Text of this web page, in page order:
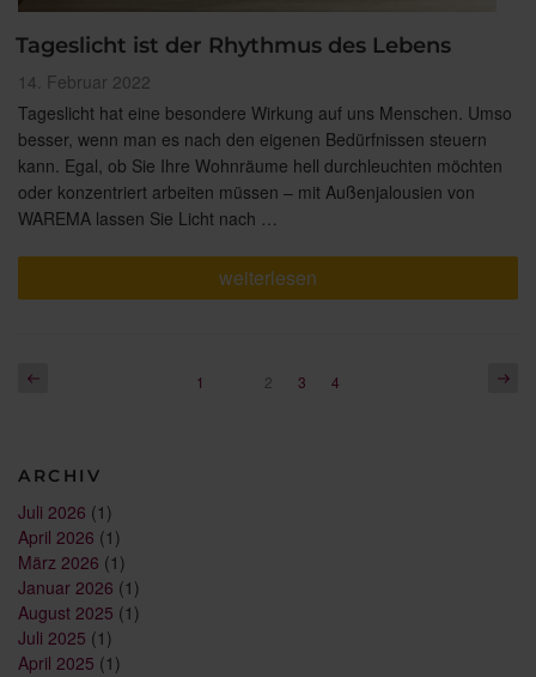
Tageslicht ist der Rhythmus des Lebens
Veröffentlicht
am
14. Februar 2022
Tageslicht hat eine besondere Wirkung auf uns Menschen. Umso
besser, wenn man es nach den eigenen Bedürfnissen steuern
kann. Egal, ob Sie Ihre Wohnräume hell durchleuchten möchten
oder konzentriert arbeiten müssen – mit Außenjalousien von
WAREMA lassen Sie Licht nach …
„Tageslicht
ist
Lebens“
weiterlesen
Seitennummerierung
Vorherige Seite
1 2 Seite
3 Seite
4
ARCHIV
Juli 2026 (1)
April 2026 (1)
März 2026 (1)
Januar 2026 (1)
August 2025 (1)
Juli 2025 (1)
April 2025 (1)